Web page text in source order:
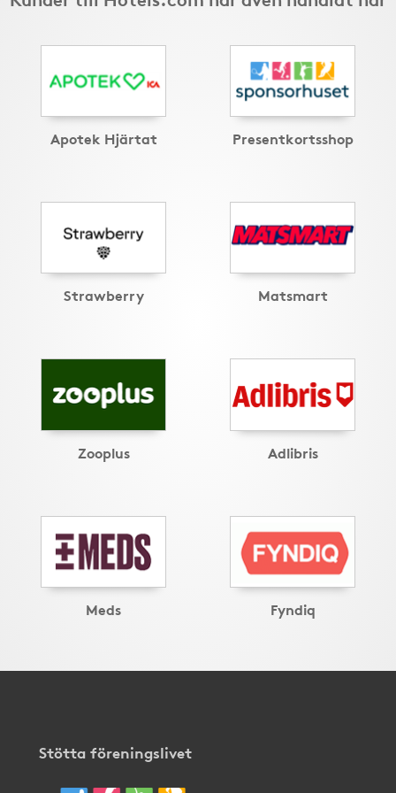
Apotek Hjärtat Presentkortsshop
Strawberry Matsmart
Zooplus Adlibris
Meds Fyndiq
Stötta föreningslivet